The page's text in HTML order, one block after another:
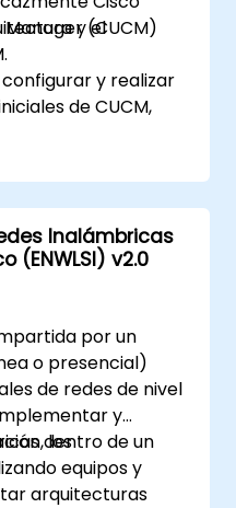
(CUCM)
y el
y realizar
de CUCM,
red básicos.
el enrutamiento
del sistema y
Inalámbricas
(ENWLSI) v2.0
por un
o presencial)
de redes de nivel
y
dentro de un
equipos y
los
arquitecturas